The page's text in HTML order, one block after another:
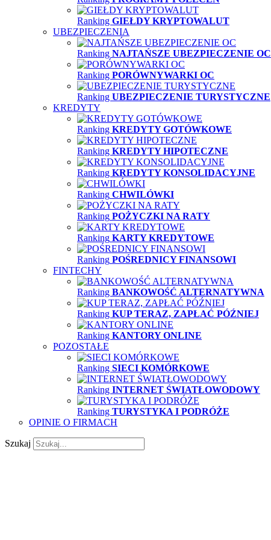
Ranking GIEŁDY KRYPTOWALUT
UBEZPIECZENIA
Ranking NAJTAŃSZE UBEZPIECZENIE OC
Ranking PORÓWNYWARKI OC
Ranking UBEZPIECZENIE TURYSTYCZNE
KREDYTY
Ranking KREDYTY GOTÓWKOWE
Ranking KREDYTY HIPOTECZNE
Ranking KREDYTY KONSOLIDACYJNE
Ranking CHWILÓWKI
Ranking POŻYCZKI NA RATY
Ranking KARTY KREDYTOWE
Ranking POŚREDNICY FINANSOWI
FINTECHY
Ranking BANKOWOŚĆ ALTERNATYWNA
Ranking KUP TERAZ, ZAPŁAĆ PÓŹNIEJ
Ranking KANTORY ONLINE
POZOSTAŁE
Ranking SIECI KOMÓRKOWE
Ranking INTERNET ŚWIATŁOWODOWY
Ranking TURYSTYKA I PODRÓŻE
OPINIE O FIRMACH
Szukaj